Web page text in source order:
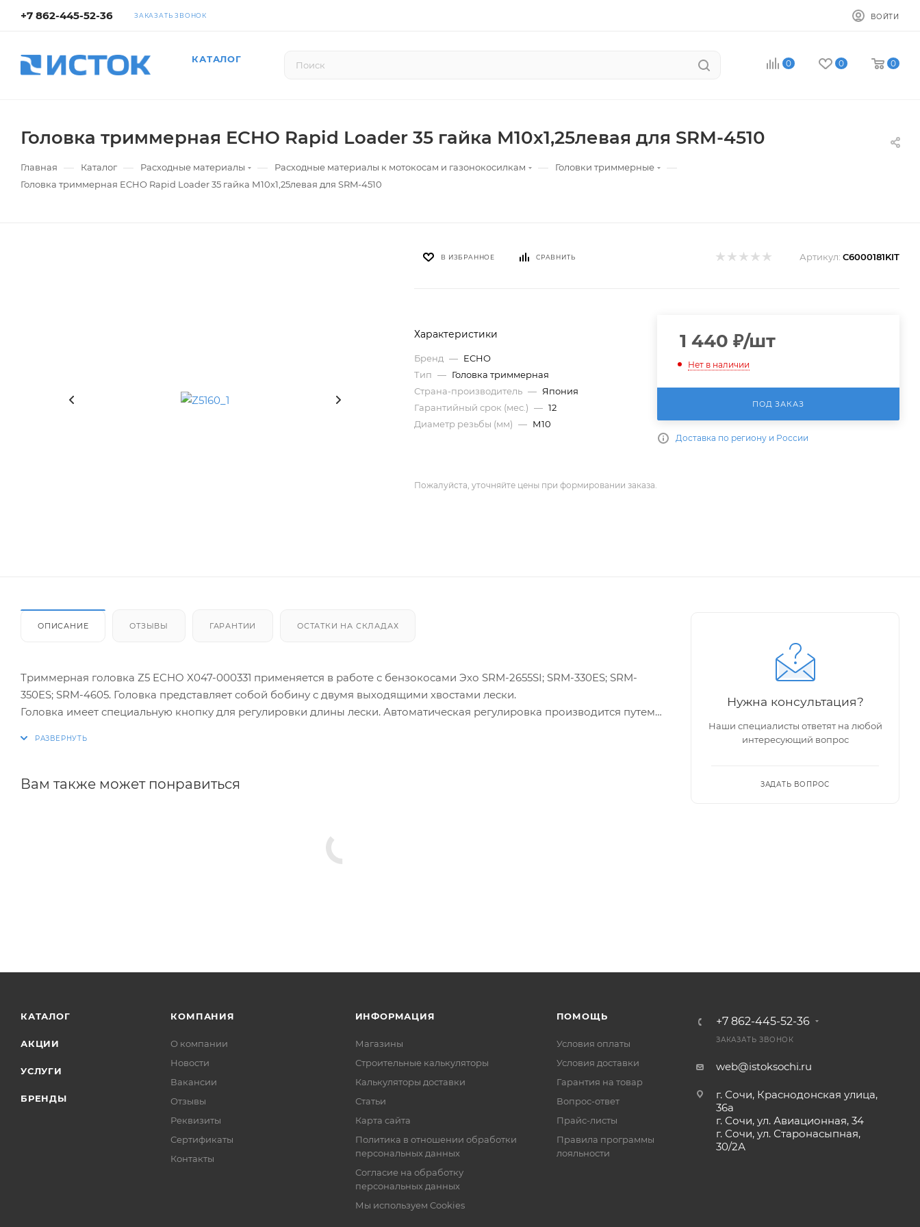
+7 862-445-52-36 ЗАКАЗАТЬ ЗВОНОК ВОЙТИ
КАТАЛОГ 0 0 0
Головка триммерная ECHO Rapid Loader 35 гайка М10х1,25левая для SRM-4510
Главная — Каталог — Расходные материалы — Расходные материалы к мотокосам и газонокосилкам — Головки триммерные —
Головка триммерная ECHO Rapid Loader 35 гайка М10х1,25левая для SRM-4510
В ИЗБРАННОЕ СРАВНИТЬ Артикул: C6000181KIT
Характеристики
Бренд — ECHO
Тип — Головка триммерная
Страна-производитель — Япония
Гарантийный срок (мес.) — 12
Диаметр резьбы (мм) — М10
1 440 ₽/шт
Нет в наличии
ПОД ЗАКАЗ
Доставка по региону и России
Пожалуйста, уточняйте цены при формировании заказа.
ОПИСАНИЕ ОТЗЫВЫ ГАРАНТИИ ОСТАТКИ НА СКЛАДАХ
Триммерная головка Z5 ECHO X047-000331 применяется в работе с бензокосами Эхо SRM-2655SI; SRM-330ES; SRM-
350ES; SRM-4605. Головка представляет собой бобину с двумя выходящими хвостами лески.
Головка имеет специальную кнопку для регулировки длины лески. Автоматическая регулировка производится путем
Вам также может понравиться
Нужна консультация?
Наши специалисты ответят на любой
интересующий вопрос
ЗАДАТЬ ВОПРОС
КАТАЛОГ
АКЦИИ
УСЛУГИ
БРЕНДЫ
КОМПАНИЯ
О компании
Новости
Вакансии
Отзывы
Реквизиты
Сертификаты
Контакты
ИНФОРМАЦИЯ
Магазины
Строительные калькуляторы
Калькуляторы доставки
Статьи
Карта сайта
Политика в отношении обработки
персональных данных
Согласие на обработку
персональных данных
Мы используем Cookies
ПОМОЩЬ
Условия оплаты
Условия доставки
Гарантия на товар
Вопрос-ответ
Прайс-листы
Правила программы
лояльности
+7 862-445-52-36
ЗАКАЗАТЬ ЗВОНОК
web@istoksochi.ru
г. Сочи, Краснодонская улица,
36а
г. Сочи, ул. Авиационная, 34
г. Сочи, ул. Старонасыпная,
30/2А